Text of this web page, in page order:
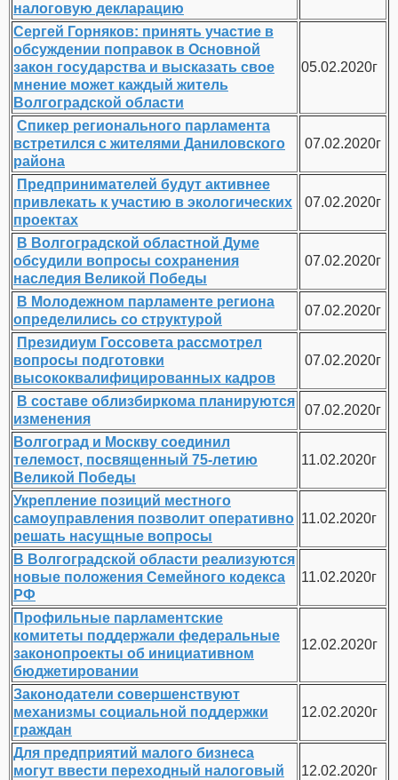
налоговую декларацию
Сергей Горняков: принять участие в
обсуждении поправок в Основной
закон государства и высказать свое
мнение может каждый житель
Волгоградской области
05.02.2020г
Спикер регионального парламента
встретился с жителями Даниловского
района
07.02.2020г
Предпринимателей будут активнее
привлекать к участию в экологических
проектах
07.02.2020г
В Волгоградской областной Думе
обсудили вопросы сохранения
наследия Великой Победы
07.02.2020г
В Молодежном парламенте региона
определились со структурой
07.02.2020г
Президиум Госсовета рассмотрел
вопросы подготовки
высококвалифицированных кадров
07.02.2020г
В составе облизбиркома планируются
изменения
07.02.2020г
Волгоград и Москву соединил
телемост, посвященный 75-летию
Великой Победы
11.02.2020г
Укрепление позиций местного
самоуправления позволит оперативно
решать насущные вопросы
11.02.2020г
В Волгоградской области реализуются
новые положения Семейного кодекса
РФ
11.02.2020г
Профильные парламентские
комитеты поддержали федеральные
законопроекты об инициативном
бюджетировании
12.02.2020г
Законодатели совершенствуют
механизмы социальной поддержки
граждан
12.02.2020г
Для предприятий малого бизнеса
могут ввести переходный налоговый
12.02.2020г